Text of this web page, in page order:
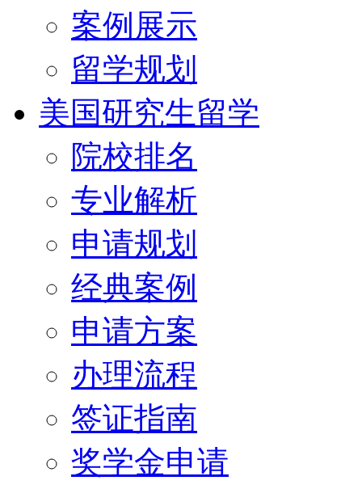
案例展示
留学规划
美国研究生留学
院校排名
专业解析
申请规划
经典案例
申请方案
办理流程
签证指南
奖学金申请